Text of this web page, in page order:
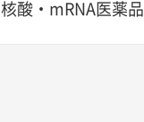
核酸・mRNA医薬品